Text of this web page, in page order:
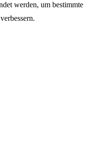
werden, um bestimmte